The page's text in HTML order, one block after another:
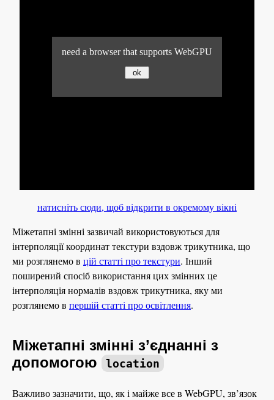
натисніть сюди, щоб відкрити в окремому вікні
Міжетапні змінні зазвичай використовуються для
інтерполяції координат текстури вздовж трикутника, що
ми розглянемо в цій статті про текстури. Інший
поширений спосіб використання цих змінних це
інтерполяція нормалів вздовж трикутника, яку ми
розглянемо в першій статті про освітлення.
Міжетапні змінні з’єднанні з
допомогою
location
Важливо зазначити, що, як і майже все в WebGPU, зв’язок